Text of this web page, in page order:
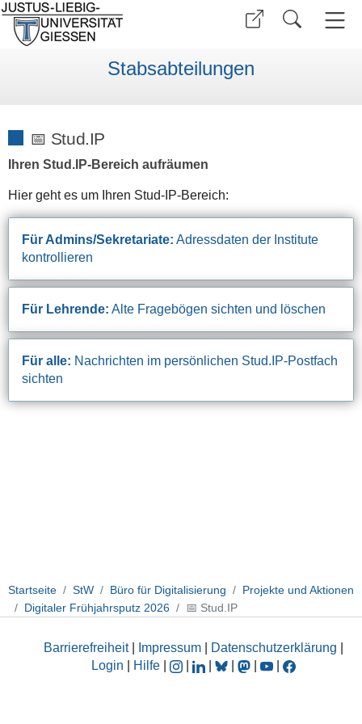
Stabsabteilungen
📅 Stud.IP
Ihren Stud.IP-Bereich aufräumen
Hier geht es um Ihren Stud-IP-Bereich:
Für Admins/Sekretariate: Adressdaten der Institute
kontrollieren
Für Lehrende: Alte Fragebögen sichten und löschen
Für alle: Nachrichten im persönlichen Stud.IP-Postfach
sichten
Startseite StW Büro für Digitalisierung
Projekte und Aktionen
Digitaler Frühjahrsputz 2026
📅 Stud.IP
Barrierefreiheit| Impressum Datenschutzerklärung
Login
Hilfe